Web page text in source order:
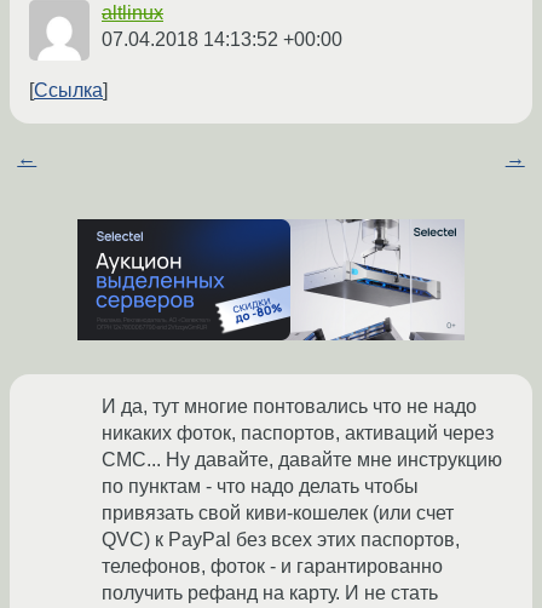
altlinux
07.04.2018 14:13:52 +00:00
Ссылка
← →
И да, тут многие понтовались что не надо
никаких фоток, паспортов, активаций через
СМС... Ну давайте, давайте мне инструкцию
по пунктам - что надо делать чтобы
привязать свой киви-кошелек (или счет
QVC) к PayPal без всех этих паспортов,
телефонов, фоток - и гарантированно
получить рефанд на карту. И не стать